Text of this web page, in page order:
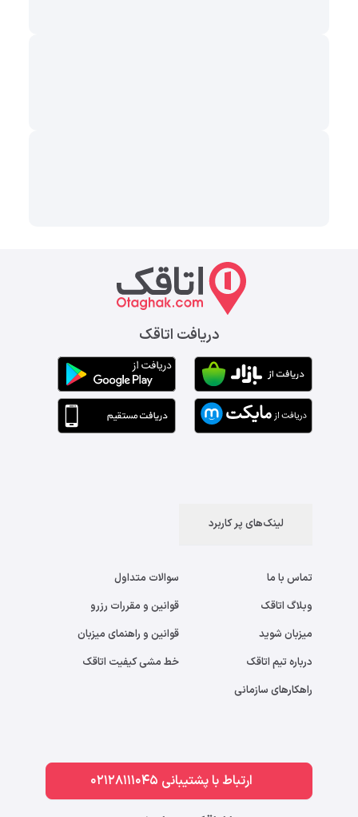
دریافت اتاقک
لینک‌های پر کاربرد
تماس با ما
وبلاگ اتاقک
میزبان شوید
درباره تیم اتاقک
راهکارهای سازمانی
سوالات متداول
قوانین و مقررات رزرو
قوانین و راهنمای میزبان
خط مشی کیفیت اتاقک
ارتباط با پشتیبانی 02128111045